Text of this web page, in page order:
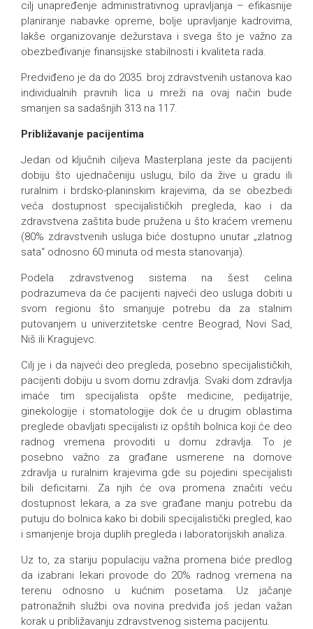
cilj unapređenje administrativnog upravljanja – efikasnije
planiranje nabavke opreme, bolje upravljanje kadrovima,
lakše organizovanje dežurstava i svega što je važno za
obezbeđivanje finansijske stabilnosti i kvaliteta rada.
Predviđeno je da do 2035. broj zdravstvenih ustanova kao
individualnih pravnih lica u mreži na ovaj način bude
smanjen sa sadašnjih 313 na 117.
Približavanje pacijentima
Jedan od ključnih ciljeva Masterplana jeste da pacijenti
dobiju što ujednačeniju uslugu, bilo da žive u gradu ili
ruralnim i brdsko-planinskim krajevima, da se obezbedi
veća dostupnost specijalističkih pregleda, kao i da
zdravstvena zaštita bude pružena u što kraćem vremenu
(80% zdravstvenih usluga biće dostupno unutar „zlatnog
sata“ odnosno 60 minuta od mesta stanovanja).
Podela zdravstvenog sistema na šest celina
podrazumeva da će pacijenti najveći deo usluga dobiti u
svom regionu što smanjuje potrebu da za stalnim
putovanjem u univerzitetske centre Beograd, Novi Sad,
Niš ili Kragujevc.
Cilj je i da najveći deo pregleda, posebno specijalističkih,
pacijenti dobiju u svom domu zdravlja. Svaki dom zdravlja
imaće tim specijalista opšte medicine, pedijatrije,
ginekologije i stomatologije dok će u drugim oblastima
preglede obavljati specijalisti iz opštih bolnica koji će deo
radnog vremena provoditi u domu zdravlja. To je
posebno važno za građane usmerene na domove
zdravlja u ruralnim krajevima gde su pojedini specijalisti
bili deficitarni. Za njih će ova promena značiti veću
dostupnost lekara, a za sve građane manju potrebu da
putuju do bolnica kako bi dobili specijalistički pregled, kao
i smanjenje broja duplih pregleda i laboratorijskih analiza.
Uz to, za stariju populaciju važna promena biće predlog
da izabrani lekari provode do 20% radnog vremena na
terenu odnosno u kućnim posetama. Uz jačanje
patronažnih službi ova novina predviđa još jedan važan
korak u približavanju zdravstvenog sistema pacijentu.